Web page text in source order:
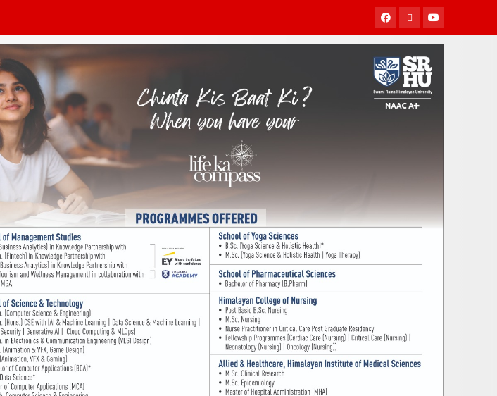
Facebook
TwitterYoutube